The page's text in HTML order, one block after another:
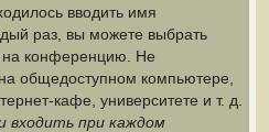
вводить имя
раз, вы можете выбрать
на конференцию. Не
общедоступном компьютере,
кафе, университете и т. д.
входить при каждом